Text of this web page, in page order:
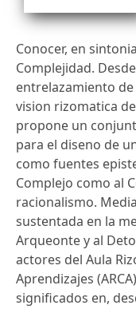
Conocer, en
Complejidad.
entrelazamiento
vision rizomatica
propone un
para el diseno de
como fuentes
Complejo como al
racionalismo.
sustentada en la
Arqueonte y al
actores del Aula
Aprendizajes
significados en,